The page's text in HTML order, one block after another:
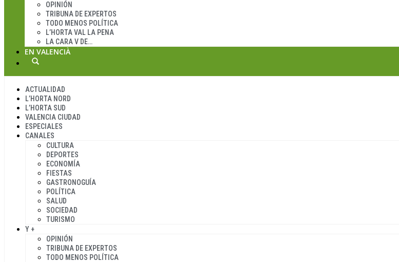
OPINIÓN
TRIBUNA DE EXPERTOS
TODO MENOS POLÍTICA
L’HORTA VAL LA PENA
LA CARA V DE…
EN VALENCIÀ
ACTUALIDAD
L’HORTA NORD
L’HORTA SUD
VALENCIA CIUDAD
ESPECIALES
CANALES
CULTURA
DEPORTES
ECONOMÍA
FIESTAS
GASTRONOGUÍA
POLÍTICA
SALUD
SOCIEDAD
TURISMO
Y +
OPINIÓN
TRIBUNA DE EXPERTOS
TODO MENOS POLÍTICA